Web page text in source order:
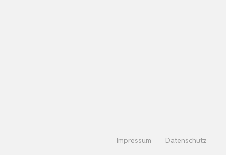
Impressum Datenschutz